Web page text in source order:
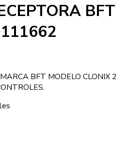
BFT
BFT MODELO CLONIX 2